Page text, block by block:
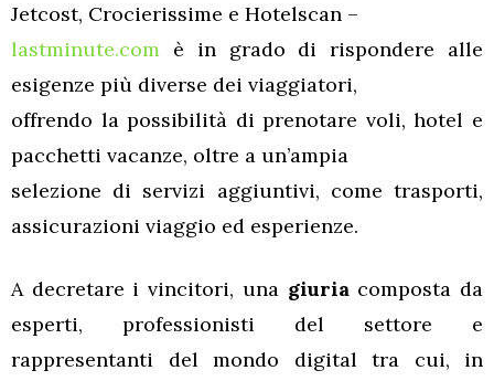
Jetcost, Crocierissime e Hotelscan –
lastminute.com è in grado di rispondere alle
esigenze più diverse dei viaggiatori,
offrendo la possibilità di prenotare voli, hotel e
pacchetti vacanze, oltre a un’ampia
selezione di servizi aggiuntivi, come trasporti,
assicurazioni viaggio ed esperienze.
A decretare i vincitori, una giuriacomposta da
esperti, professionisti del settore e
rappresentanti del mondo digital tra cui, in